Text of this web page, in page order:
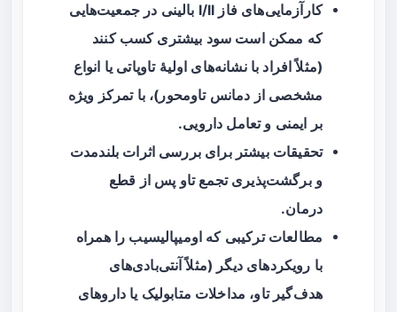
کارآزمایی‌های فاز I/II بالینی در جمعیت‌هایی
که ممکن است سود بیشتری کسب کنند
(مثلاً افراد با نشانه‌های اولیهٔ تاوپاتی یا انواع
مشخصی از دمانس تاو‌محور)، با تمرکز ویژه
بر ایمنی و تعامل دارویی.
تحقیقات بیشتر برای بررسی اثرات بلندمدت
و برگشت‌پذیری تجمع تاو پس از قطع
درمان.
مطالعات ترکیبی که اومیپالیسیب را همراه
با رویکردهای دیگر (مثلاً آنتی‌بادی‌های
هدف‌گیر تاو، مداخلات متابولیک یا داروهای